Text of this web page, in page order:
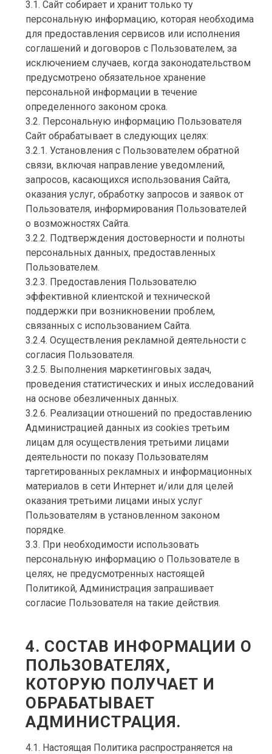
3.1. Сайт собирает и хранит только ту
персональную информацию, которая необходима
для предоставления сервисов или исполнения
соглашений и договоров с Пользователем, за
исключением случаев, когда законодательством
предусмотрено обязательное хранение
персональной информации в течение
определенного законом срока.
3.2. Персональную информацию Пользователя
Сайт обрабатывает в следующих целях:
3.2.1. Установления с Пользователем обратной
связи, включая направление уведомлений,
запросов, касающихся использования Сайта,
оказания услуг, обработку запросов и заявок от
Пользователя, информирования Пользователей
о возможностях Сайта.
3.2.2. Подтверждения достоверности и полноты
персональных данных, предоставленных
Пользователем.
3.2.3. Предоставления Пользователю
эффективной клиентской и технической
поддержки при возникновении проблем,
связанных с использованием Сайта.
3.2.4. Осуществления рекламной деятельности с
согласия Пользователя.
3.2.5. Выполнения маркетинговых задач,
проведения статистических и иных исследований
на основе обезличенных данных.
3.2.6. Реализации отношений по предоставлению
Администрацией данных из cookies третьим
лицам для осуществления третьими лицами
деятельности по показу Пользователям
таргетированных рекламных и информационных
материалов в сети Интернет и/или для целей
оказания третьими лицами иных услуг
Пользователям в установленном законом
порядке.
3.3. При необходимости использовать
персональную информацию о Пользователе в
целях, не предусмотренных настоящей
Политикой, Администрация запрашивает
согласие Пользователя на такие действия.
4. СОСТАВ ИНФОРМАЦИИ О
ПОЛЬЗОВАТЕЛЯХ,
КОТОРУЮ ПОЛУЧАЕТ И
ОБРАБАТЫВАЕТ
АДМИНИСТРАЦИЯ.
4.1. Настоящая Политика распространяется на